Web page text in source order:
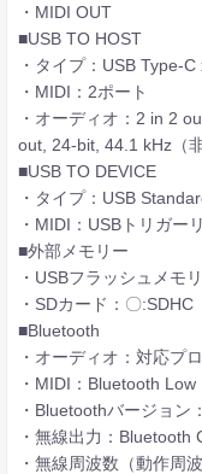
・MIDI OUT
■USB TO HOST
・タイプ：USB Type-C
・MIDI：2ポート
・オーディオ：2 in 2
out, 24-bit, 44.1 kHz（非
■USB TO DEVICE
・タイプ：USB
・MIDI：USBトリガー
■外部メモリー
・USBフラッシュメモ
・SDカード：〇:SDHC
■Bluetooth
・オーディオ：対応プ
・MIDI：Bluetooth
・Bluetoothバージョン
・無線出力：Bluetooth
・無線周波数（動作周